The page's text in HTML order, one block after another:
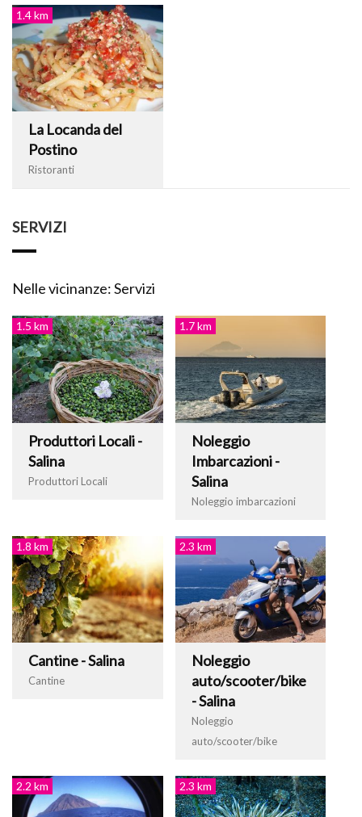
1.4 km
La Locanda del
Postino
Ristoranti
SERVIZI
Nelle vicinanze: Servizi
1.5 km
Produttori Locali -
Salina
Produttori Locali
1.7 km
Noleggio
Imbarcazioni -
Salina
Noleggio imbarcazioni
1.8 km
Cantine - Salina
Cantine
2.3 km
Noleggio
auto/scooter/bike
- Salina
Noleggio
auto/scooter/bike
2.2 km 2.3 km